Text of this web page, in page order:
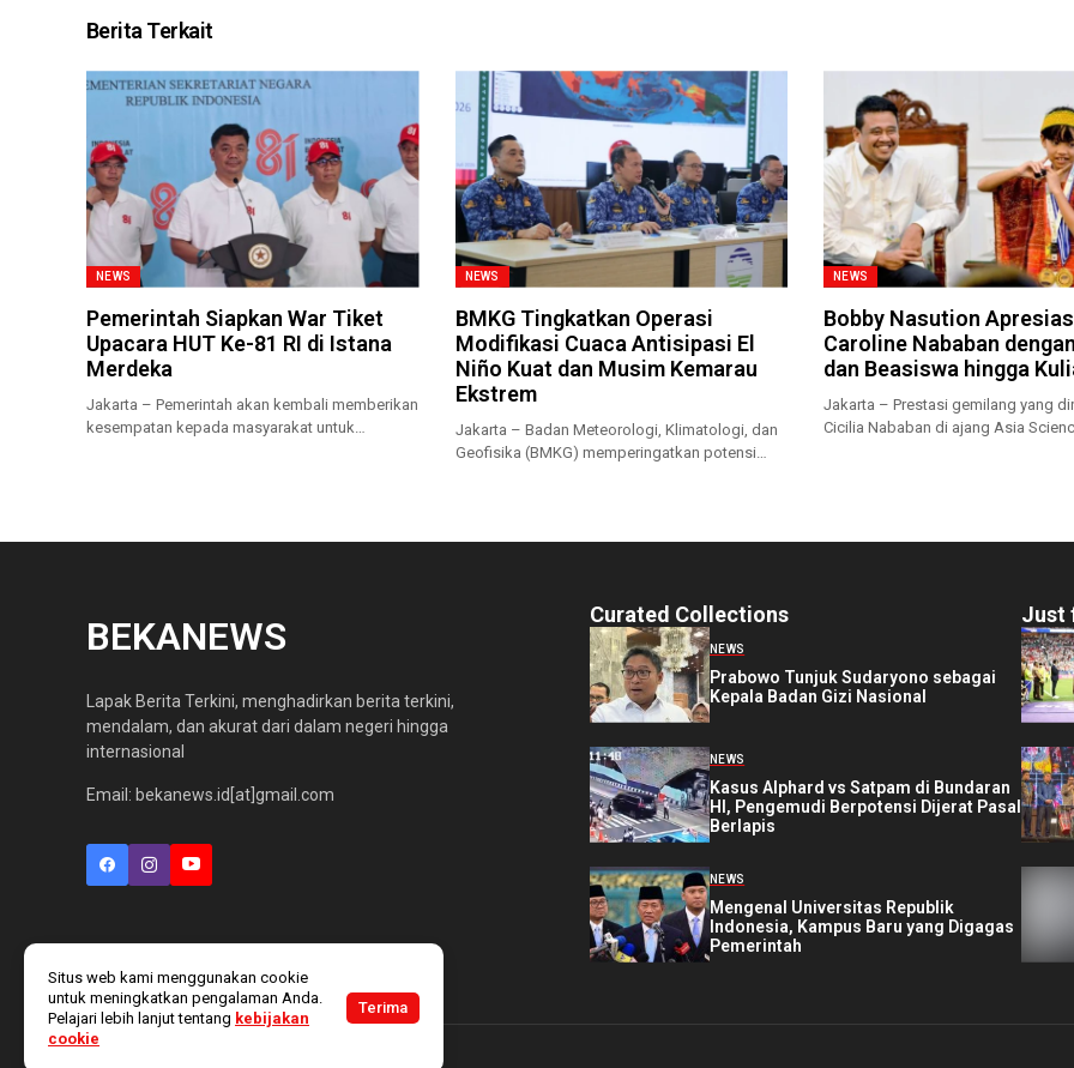
Berita Terkait
NEWS
Pemerintah Siapkan War Tiket
Upacara HUT Ke-81 RI di Istana
Merdeka
Jakarta – Pemerintah akan kembali memberikan
kesempatan kepada masyarakat untuk
NEWS
BMKG Tingkatkan Operasi
Modifikasi Cuaca Antisipasi El
Niño Kuat dan Musim Kemarau
Ekstrem
Jakarta – Badan Meteorologi, Klimatologi, dan
Geofisika (BMKG) memperingatkan potensi
NEWS
Bobby Nasution
Caroline Nababan
dan Beasiswa hingga
Jakarta – Prestasi gemilang yang
Cicilia Nababan di ajang Asia
BEKANEWS
Lapak Berita Terkini, menghadirkan berita terkini,
mendalam, dan akurat dari dalam negeri hingga
internasional
Email: bekanews.id[at]gmail.com
Curated Collections
NEWS
Prabowo Tunjuk Sudaryono sebagai
Kepala Badan Gizi Nasional
NEWS
Kasus Alphard vs Satpam di Bundaran
HI, Pengemudi Berpotensi Dijerat Pasal
Berlapis
NEWS
Mengenal Universitas Republik
Indonesia, Kampus Baru yang Digagas
Pemerintah
Just
Situs web kami menggunakan cookie
untuk meningkatkan pengalaman Anda.
Pelajari lebih lanjut tentang kebijakan
cookie
Terima